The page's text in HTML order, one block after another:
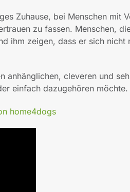
Zuhause, bei Menschen mit
zu fassen. Menschen,
ihm zeigen, dass er sich nicht
anhänglichen, cleveren und
einfach dazugehören möchte.
home4dogs